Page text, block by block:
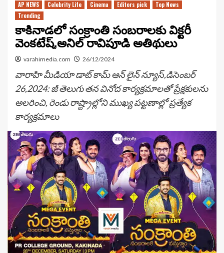
AP NEWS Celebrity Life Cinema Editors pick
Top News
Trending
కాకినాడలో సంక్రాంతి సంబరాలకు విక్టరీ
వెంకటేష్,అనిల్ రావిపూడి అతిథులు
varahimedia.com 26/12/2024
వారాహి మీడియా డాట్ కామ్ ఆన్ లైన్ న్యూస్,డిసెంబర్
26,2024: జీ తెలుగు తన వినోద కార్యక్రమాలతో ప్రేక్షకులను
అలరించి, రెండు రాష్ట్రాల్లోని ముఖ్య పట్టణాల్లో ప్రత్యేక
కార్యక్రమాలు